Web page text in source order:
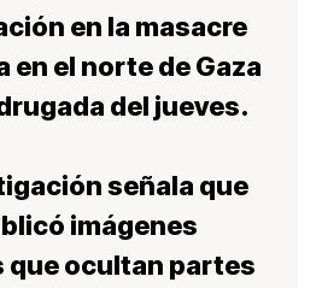
en la masacre
en el norte de Gaza
del jueves.
señala que
imágenes
que ocultan partes